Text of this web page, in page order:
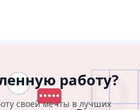
работу?
своей мечты в лучших